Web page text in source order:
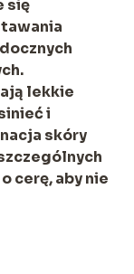
się
lekkie
i
skóry
cerę, aby nie